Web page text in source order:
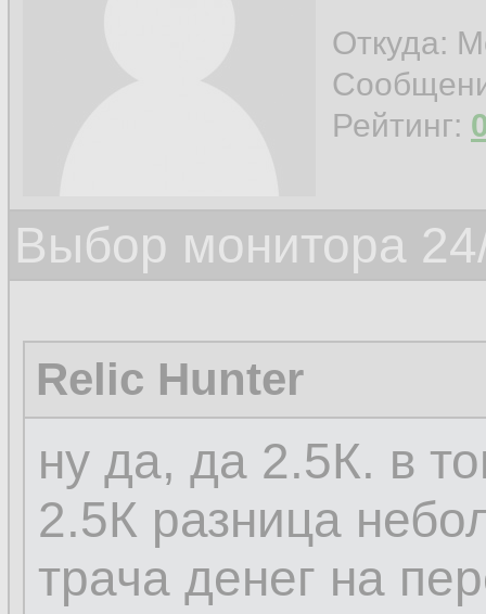
Откуда:
Рейтинг:
Выбор монитора
Relic Hunter
ну да, да 2.5К. в
2.5К разница
трача денег на